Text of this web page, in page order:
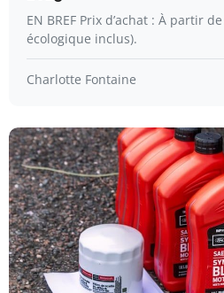
EN BREF Prix d’achat : À partir
écologique inclus).
Charlotte Fontaine